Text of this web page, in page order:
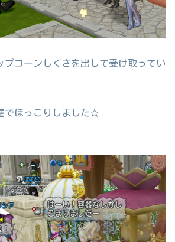
プコーンしぐさを出して受け取ってい
でほっこりしました☆